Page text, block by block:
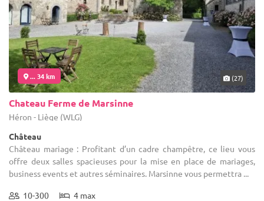
... 34 km (27)
Chateau Ferme de Marsinne
Héron - Liège (WLG)
Château
Château mariage : Profitant d’un cadre champêtre, ce lieu vous
offre deux salles spacieuses pour la mise en place de mariages,
business events et autres séminaires. Marsinne vous permettra ...
10-300 4 max